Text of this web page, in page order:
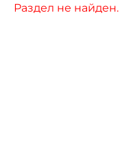
Раздел не найден.